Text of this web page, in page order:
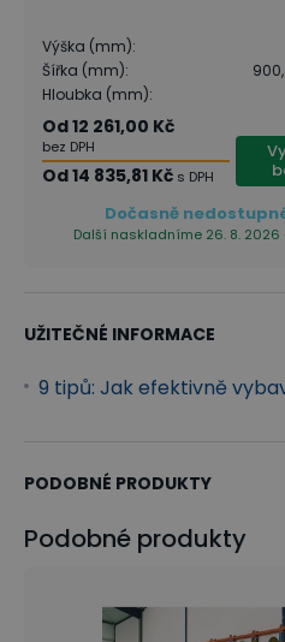
Výška (mm):
Šířka (mm):
900,
Hloubka (mm):
Od12 261,00 Kč
bez DPH
Od14 835,81 Kč s DPH
Dočasně
Další naskladníme 26. 8. 2026
UŽITEČNÉ INFORMACE
9 tipů: Jak efektivně
PODOBNÉ PRODUKTY
Podobné produkty